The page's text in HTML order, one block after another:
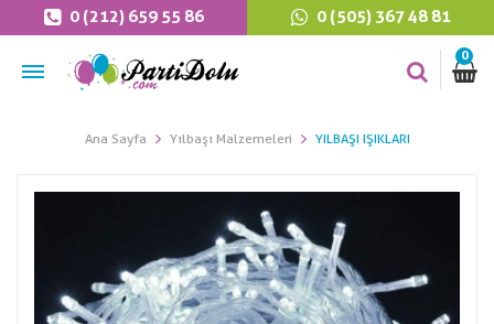
0 (212) 659 55 86 0 (505) 367 48 81
0
Ana Sayfa Yılbaşı Malzemeleri YILBAŞI IŞIKLARI